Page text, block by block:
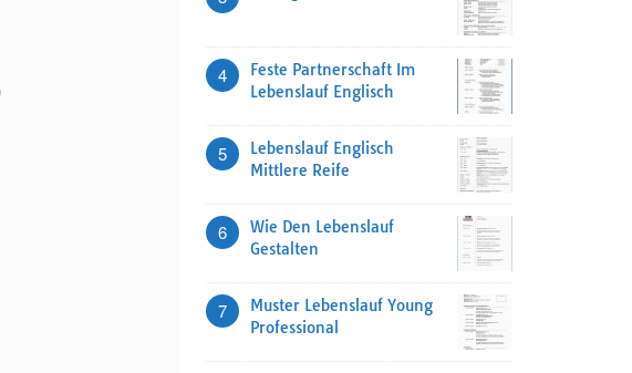
4
Feste Partnerschaft Im
Lebenslauf Englisch
5
Lebenslauf Englisch
Mittlere Reife
6
Wie Den Lebenslauf
Gestalten
7
Muster Lebenslauf Young
Professional